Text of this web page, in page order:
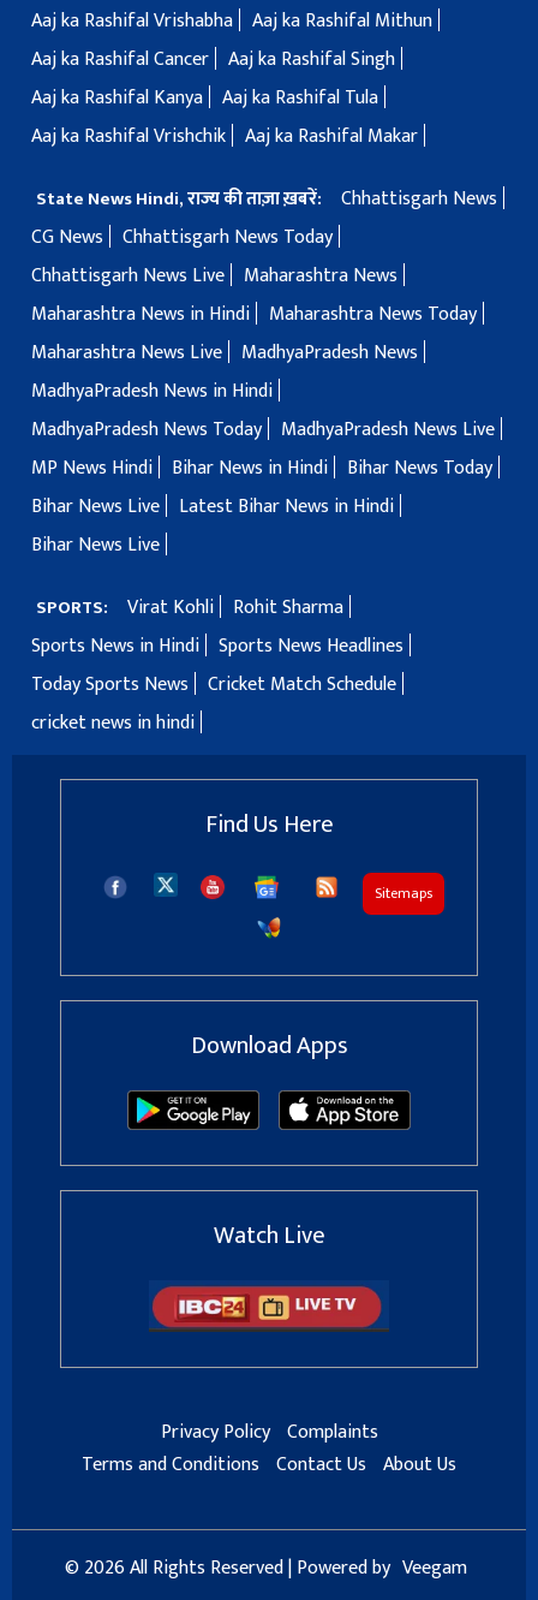
Aaj ka Rashifal Vrishabha Aaj ka Rashifal Mithun
Aaj ka Rashifal Cancer Aaj ka Rashifal Singh
Aaj ka Rashifal Kanya Aaj ka Rashifal Tula
Aaj ka Rashifal Vrishchik Aaj ka Rashifal Makar
State News Hindi, राज्य की ताज़ा ख़बरें:
Chhattisgarh News
CG News
Chhattisgarh News Today
Chhattisgarh News Live
Maharashtra News
Maharashtra News in Hindi
Maharashtra News Today
Maharashtra News Live
MadhyaPradesh News
MadhyaPradesh News in Hindi
MadhyaPradesh News Today
MadhyaPradesh News Live
MP News Hindi
Bihar News in Hindi
Bihar News Today
Bihar News Live
Latest Bihar News in Hindi
Bihar News Live
SPORTS: Virat Kohli
Rohit Sharma
Sports News in Hindi Sports News Headlines
Today Sports News
Cricket Match Schedule
cricket news in hindi
Find Us Here
Sitemaps
Download Apps
Watch Live
Privacy Policy Complaints
Terms and Conditions Contact Us About Us
© 2026 All Rights Reserved | Powered by Veegam